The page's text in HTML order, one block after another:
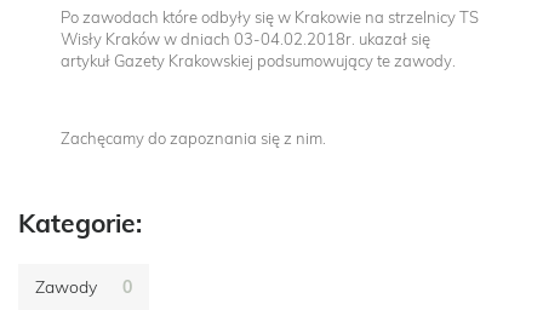
Po zawodach które odbyły się w Krakowie na strzelnicy TS
Wisły Kraków w dniach 03-04.02.2018r. ukazał się
artykuł Gazety Krakowskiej podsumowujący te zawody.
Zachęcamy do zapoznania się z nim.
Kategorie:
Zawody 0